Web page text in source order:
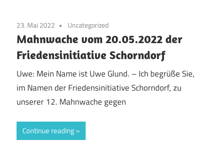
23. Mai 2022 Uncategorized
Mahnwache vom 20.05.2022 der
Friedensinitiative Schorndorf
Uwe: Mein Name ist Uwe Glund. – Ich begrüße Sie,
im Namen der Friedensinitiative Schorndorf, zu
unserer 12. Mahnwache gegen
Continue reading